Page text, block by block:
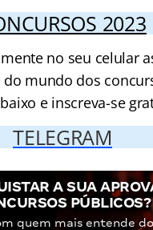
2023
no seu celular
mundo dos
e inscreva-se
TELEGRAM
A SUA
PÚBLICOS?
quem mais entende